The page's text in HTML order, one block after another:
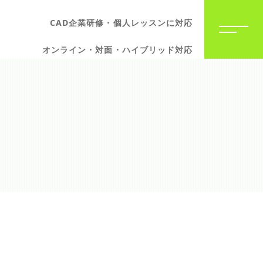
CAD企業研修・個人レッスンに対応
オンライン・対面・ハイブリッド対応